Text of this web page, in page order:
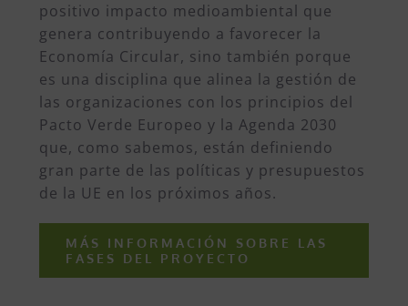
positivo impacto medioambiental que
genera contribuyendo a favorecer la
Economía Circular, sino también porque
es una disciplina que alinea la gestión de
las organizaciones con los principios del
Pacto Verde Europeo y la Agenda 2030
que, como sabemos, están definiendo
gran parte de las políticas y presupuestos
de la UE en los próximos años.
MÁS INFORMACIÓN SOBRE LAS
FASES DEL PROYECTO